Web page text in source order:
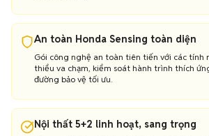
An toàn Honda Sensing toàn diện
Gói công nghệ an toàn tiên tiến với các tính
thiểu va chạm, kiểm soát hành trình thích
đường bảo vệ tối ưu.
Nội thất 5+2 linh hoạt, sang trọng